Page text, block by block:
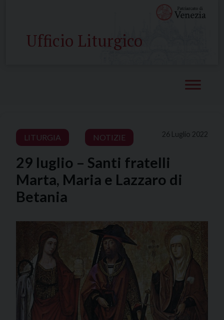
contentUfficio Liturgico
26 Luglio 2022
LITURGIA NOTIZIE
29 luglio – Santi fratelli
Marta, Maria e Lazzaro di
Betania